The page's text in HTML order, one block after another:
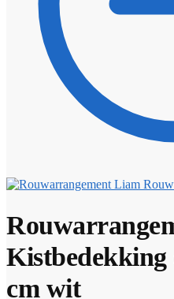
Kistbedekking
cm wit